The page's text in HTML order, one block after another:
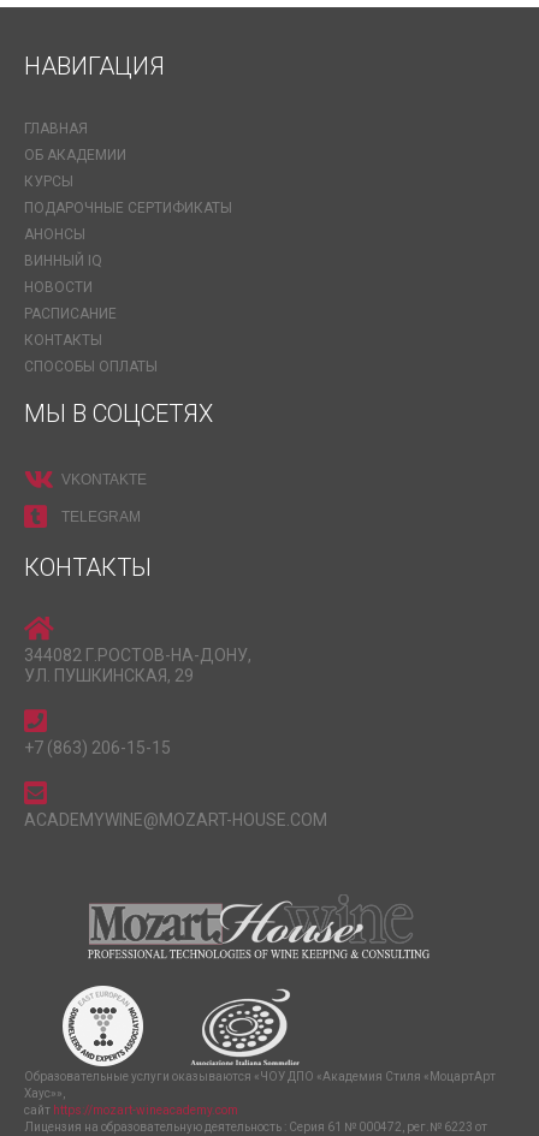
НАВИГАЦИЯ
ГЛАВНАЯ
ОБ АКАДЕМИИ
КУРСЫ
ПОДАРОЧНЫЕ СЕРТИФИКАТЫ
АНОНСЫ
ВИННЫЙ IQ
НОВОСТИ
РАСПИСАНИЕ
КОНТАКТЫ
СПОСОБЫ ОПЛАТЫ
МЫ В СОЦСЕТЯХ
VKONTAKTE
TELEGRAM
КОНТАКТЫ
344082 Г.РОСТОВ-НА-ДОНУ,
УЛ. ПУШКИНСКАЯ, 29
+7 (863) 206-15-15
ACADEMYWINE@MOZART-HOUSE.COM
Образовательные услуги оказываются «ЧОУ ДПО «Академия Стиля «МоцартАрт
Хаус»»,
сайт https://mozart-wineacademy.com
Лицензия на образовательную деятельность : Серия 61 № 000472, рег.№ 6223 от